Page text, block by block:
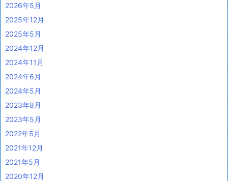
2026年5月
2025年12月
2025年5月
2024年12月
2024年11月
2024年6月
2024年5月
2023年8月
2023年5月
2022年5月
2021年12月
2021年5月
2020年12月